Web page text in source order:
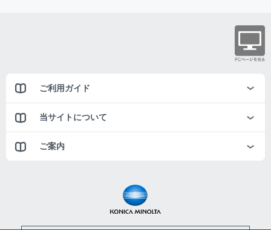
ご利用ガイド
当サイトについて
ご案内